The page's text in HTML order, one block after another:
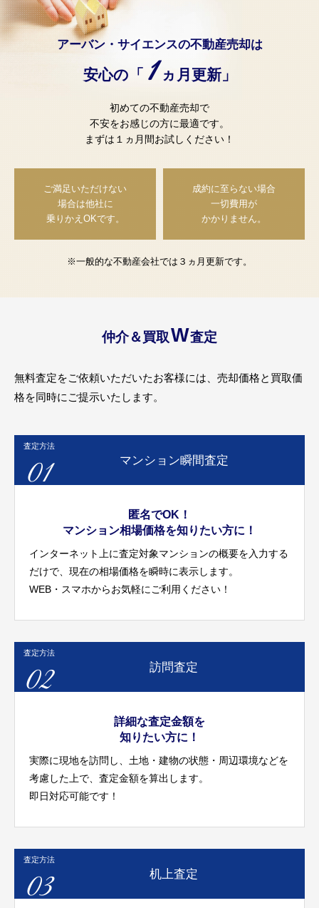
アーバン・サイエンスの不動産売却は
安心の「 1 ヵ月更新」
初めての不動産売却で
不安をお感じの方に最適です。
まずは１ヵ月間お試しください！
ご満足いただけない
場合は他社に
乗りかえOKです。
成約に至らない場合
一切費用が
かかりません。
※一般的な不動産会社では３ヵ月更新です。
仲介＆買取W査定
無料査定をご依頼いただいたお客様には、売却価格と買取価
格を同時にご提示いたします。
査定方法
01 マンション瞬間査定
匿名でOK！
マンション相場価格を知りたい方に！
インターネット上に査定対象マンションの概要を入力する
だけで、現在の相場価格を瞬時に表示します。
WEB・スマホからお気軽にご利用ください！
査定方法
02 訪問査定
詳細な査定金額を
知りたい方に！
実際に現地を訪問し、土地・建物の状態・周辺環境などを
考慮した上で、査定金額を算出します。
即日対応可能です！
査定方法
03 机上査定